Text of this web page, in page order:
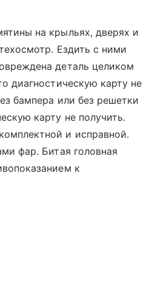
на крыльях, дверях и
Ездить с ними
деталь целиком
диагностическую карту не
бампера или без решетки
карту не получить.
и исправной.
фар. Битая головная
к